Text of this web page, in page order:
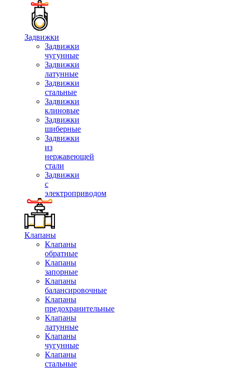
Задвижки
Задвижки
чугунные
Задвижки
латунные
Задвижки
стальные
Задвижки
клиновые
Задвижки
шиберные
Задвижки
из
нержавеющей
стали
Задвижки
с
электроприводом
Клапаны
Клапаны
обратные
Клапаны
запорные
Клапаны
балансировочные
Клапаны
предохранительные
Клапаны
латунные
Клапаны
чугунные
Клапаны
стальные